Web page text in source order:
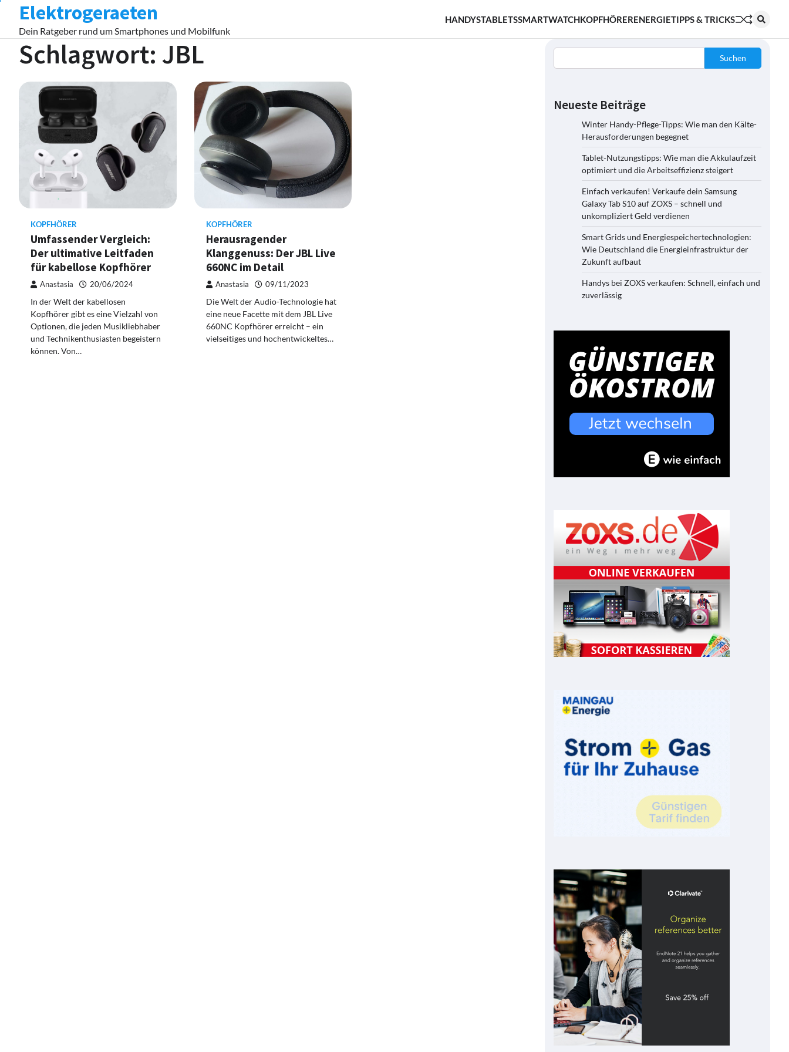
content
Elektrogeraeten
Dein Ratgeber rund um Smartphones und Mobilfunk
HANDYSTABLETSSMARTWATCHKOPFHÖRERENERGIETIPPS & TRICKS
Schlagwort: JBL
KOPFHÖRER
Umfassender Vergleich:
Der ultimative Leitfaden
für kabellose Kopfhörer
Anastasia 20/06/2024
In der Welt der kabellosen
Kopfhörer gibt es eine Vielzahl von
Optionen, die jeden Musikliebhaber
und Technikenthusiasten begeistern
können. Von…
KOPFHÖRER
Herausragender
Klanggenuss: Der JBL Live
660NC im Detail
Anastasia 09/11/2023
Die Welt der Audio-Technologie hat
eine neue Facette mit dem JBL Live
660NC Kopfhörer erreicht – ein
vielseitiges und hochentwickeltes…
Suchen
Neueste Beiträge
Winter Handy-Pflege-Tipps: Wie man den Kälte-
Herausforderungen begegnet
Tablet-Nutzungstipps: Wie man die Akkulaufzeit
optimiert und die Arbeitseffizienz steigert
Einfach verkaufen! Verkaufe dein Samsung
Galaxy Tab S10 auf ZOXS – schnell und
unkompliziert Geld verdienen
Smart Grids und Energiespeichertechnologien:
Wie Deutschland die Energieinfrastruktur der
Zukunft aufbaut
Handys bei ZOXS verkaufen: Schnell, einfach und
zuverlässig